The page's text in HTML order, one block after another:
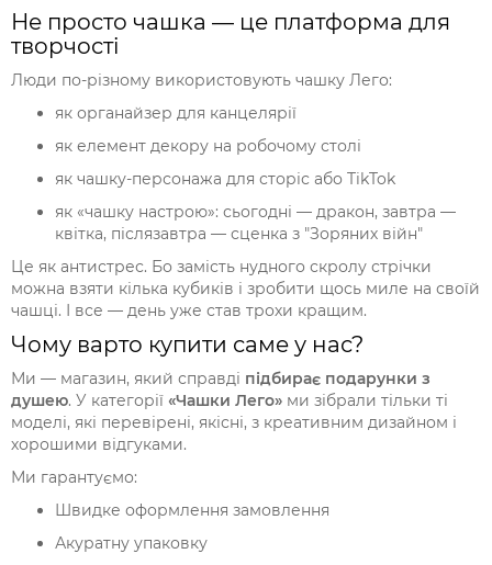
Не просто чашка — це платформа для
творчості
Люди по-різному використовують чашку Лего:
як органайзер для канцелярії
як елемент декору на робочому столі
як чашку-персонажа для сторіс або TikTok
як «чашку настрою»: сьогодні — дракон, завтра —
квітка, післязавтра — сценка з "Зоряних війн"
Це як антистрес. Бо замість нудного скролу стрічки
можна взяти кілька кубиків і зробити щось миле на своїй
чашці. І все — день уже став трохи кращим.
Чому варто купити саме у нас?
Ми — магазин, який справді підбирає подарунки з
душею. У категорії «Чашки Лего» ми зібрали тільки ті
моделі, які перевірені, якісні, з креативним дизайном і
хорошими відгуками.
Ми гарантуємо:
Швидке оформлення замовлення
Акуратну упаковку